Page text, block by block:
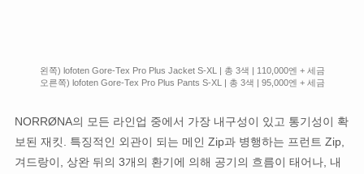
왼쪽) lofoten Gore-Tex Pro Plus Jacket S-XL | 총 3색 | 110,000엔 + 세금
오른쪽) lofoten Gore-Tex Pro Plus Pants S-XL | 총 3색 | 95,000엔 + 세금
NORRØNA의 모든 라인업 중에서 가장 내구성이 있고 통기성이 확
보된 재킷. 특징적인 외관이 되는 메인 Zip과 병행하는 프런트 Zip,
겨드랑이, 상완 뒤의 3개의 환기에 의해 공기의 흐름이 태어나, 내